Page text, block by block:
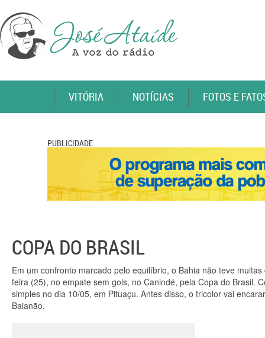
VITÓRIA NOTÍCIAS FOTOS E
PUBLICIDADE
COPA DO BRASIL
Em um confronto marcado pelo equilíbrio, o Bahia não teve
feira (25), no empate sem gols, no Canindé, pela Copa do Brasil.
simples no dia 10/05, em Pituaçu. Antes disso, o tricolor vai
Baianão.